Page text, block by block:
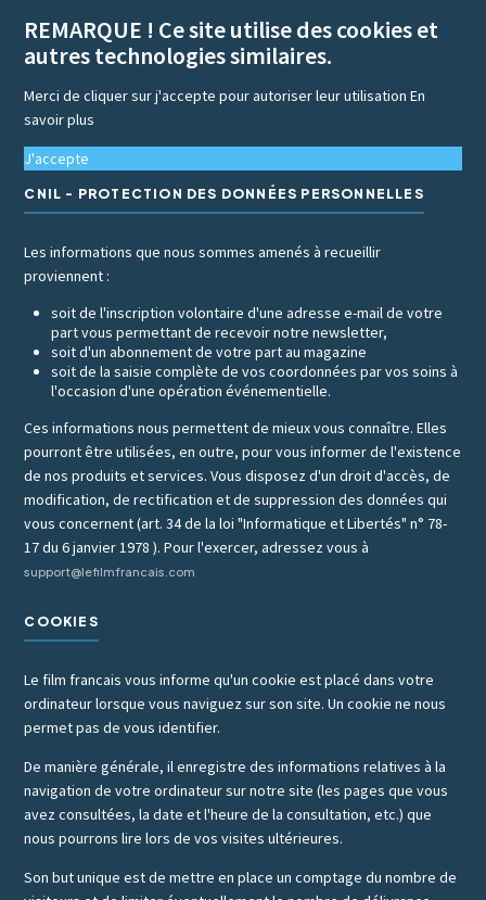
REMARQUE ! Ce site utilise des cookies et
autres technologies similaires.
Merci de cliquer sur j'accepte pour autoriser leur utilisationEn
savoir plus
J'accepte
CNIL - PROTECTION DES DONNÉES PERSONNELLES
Les informations que nous sommes amenés à recueillir
proviennent :
soit de l'inscription volontaire d'une adresse e-mail de votre
part vous permettant de recevoir notre newsletter,
soit d'un abonnement de votre part au magazine
soit de la saisie complète de vos coordonnées par vos soins à
l'occasion d'une opération événementielle.
Ces informations nous permettent de mieux vous connaître. Elles
pourront être utilisées, en outre, pour vous informer de l'existence
de nos produits et services. Vous disposez d'un droit d'accès, de
modification, de rectification et de suppression des données qui
vous concernent (art. 34 de la loi "Informatique et Libertés" n° 78-
17 du 6 janvier 1978 ). Pour l'exercer, adressez vous à
support@lefilmfrancais.com
COOKIES
Le film francais vous informe qu'un cookie est placé dans votre
ordinateur lorsque vous naviguez sur son site. Un cookie ne nous
permet pas de vous identifier.
De manière générale, il enregistre des informations relatives à la
navigation de votre ordinateur sur notre site (les pages que vous
avez consultées, la date et l'heure de la consultation, etc.) que
nous pourrons lire lors de vos visites ultérieures.
Son but unique est de mettre en place un comptage du nombre de